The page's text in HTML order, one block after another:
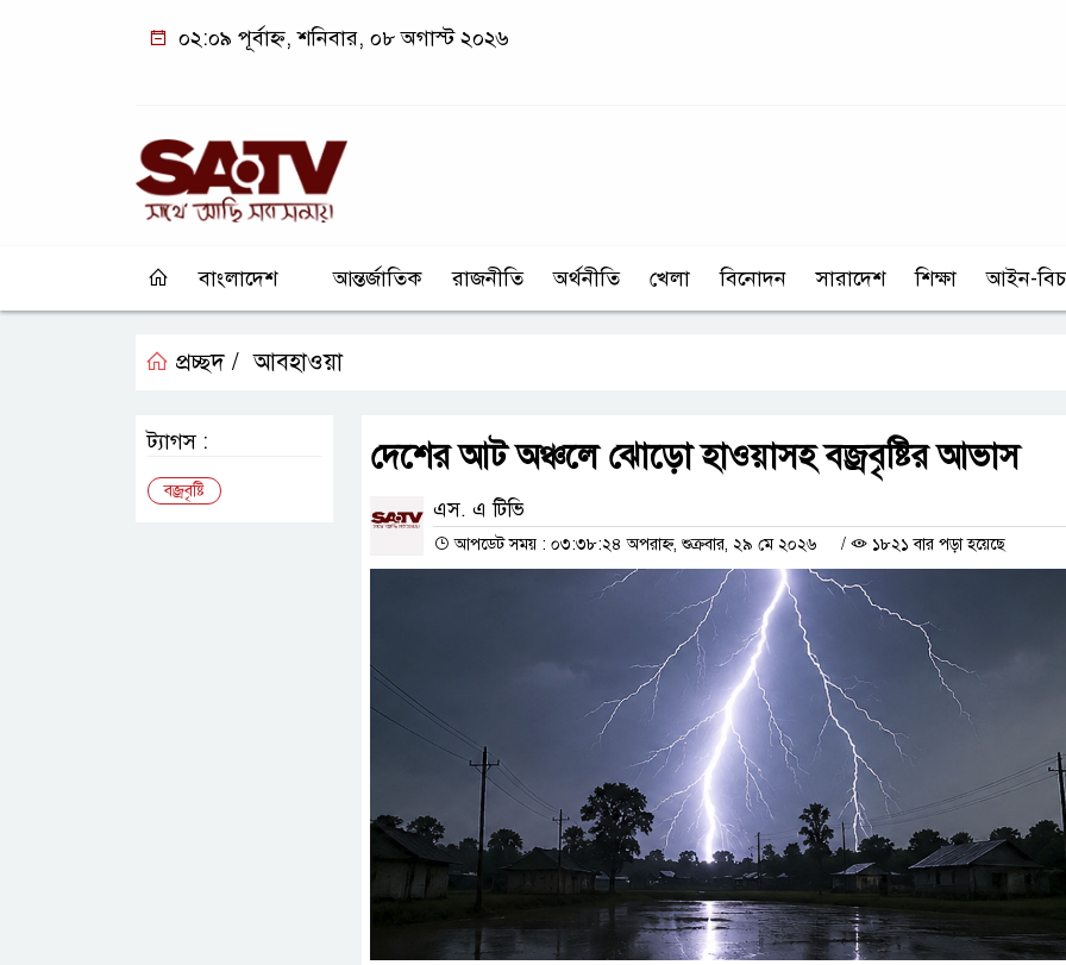
০২:০৯ পূর্বাহ্ন, শনিবার, ০৮ অগাস্ট ২০২৬
বাংলাদেশ আন্তর্জাতিক রাজনীতি অর্থনীতি খেলা বিনোদন সারাদেশ শিক্ষা আইন-
প্রচ্ছদ / আবহাওয়া
দেশের আট অঞ্চলে ঝোড়ো হাওয়াসহ বজ্রবৃষ্টির আভাস
এস. এ টিভি
আপডেট সময় : ০৩:৩৮:২৪ অপরাহ্ন, শুক্রবার, ২৯ মে ২০২৬ / ১৮২১ বার পড়া হয়েছে
ট্যাগস :
বজ্রবৃষ্টি